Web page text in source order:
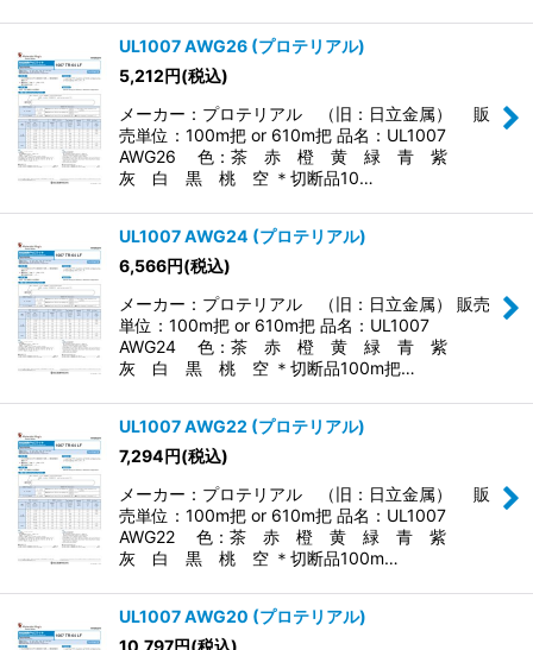
UL1007 AWG26 (プロテリアル)
5,212円(税込)
メーカー：プロテリアル （旧：日立金属） 販
売単位：100m把 or 610m把 品名：UL1007
AWG26 色：茶 赤 橙 黄 緑 青 紫
灰 白 黒 桃 空 ＊切断品10…
UL1007 AWG24 (プロテリアル)
6,566円(税込)
メーカー：プロテリアル （旧：日立金属） 販売
単位：100m把 or 610m把 品名：UL1007
AWG24 色：茶 赤 橙 黄 緑 青 紫
灰 白 黒 桃 空 ＊切断品100m把…
UL1007 AWG22 (プロテリアル)
7,294円(税込)
メーカー：プロテリアル （旧：日立金属） 販
売単位：100m把 or 610m把 品名：UL1007
AWG22 色：茶 赤 橙 黄 緑 青 紫
灰 白 黒 桃 空 ＊切断品100m…
UL1007 AWG20 (プロテリアル)